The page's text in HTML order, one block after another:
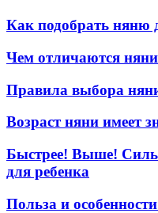
Как подобрать няню
Чем отличаются
Правила выбора
Возраст няни имеет
Быстрее! Выше!
для ребенка
Польза и